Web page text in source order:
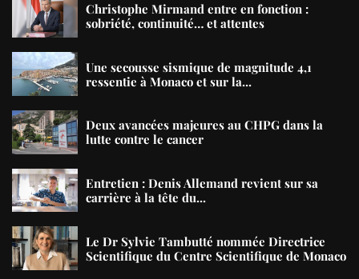
Christophe Mirmand entre en fonction :
sobriété, continuité… et attentes
Une secousse sismique de magnitude 4,1
ressentie à Monaco et sur la...
Deux avancées majeures au CHPG dans la
lutte contre le cancer
Entretien : Denis Allemand revient sur sa
carrière à la tête du...
Le Dr Sylvie Tambutté nommée Directrice
Scientifique du Centre Scientifique de Monaco